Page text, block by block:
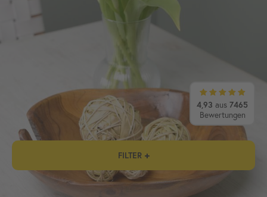
4,93 aus 7465
Bewertungen
FILTER